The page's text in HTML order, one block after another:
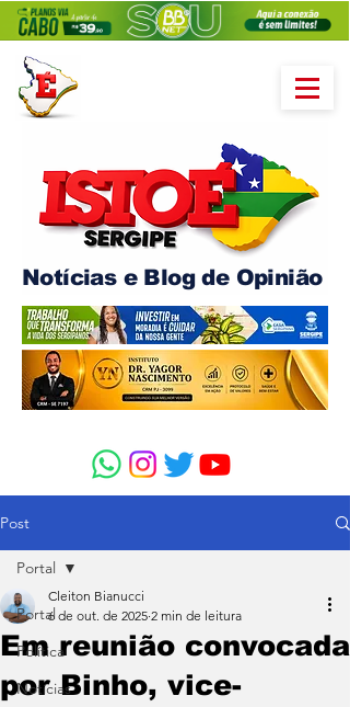
Notícias e Blog de Opinião
Post
Portal
Política
Notícias
Portal
Em reunião convocada
por Binho, vice-
Cleiton Bianucci
6 de out. de 2025 2 min de leitura